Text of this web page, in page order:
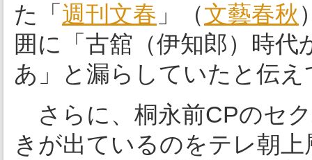
た「 週刊文春 」（文藝春秋
囲に「古舘（伊知郎）時
あ」と漏らしていたと伝え
さらに、桐永前CPのセ
きが出ているのをテレ朝上